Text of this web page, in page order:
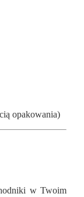
opakowania)
w Twoim